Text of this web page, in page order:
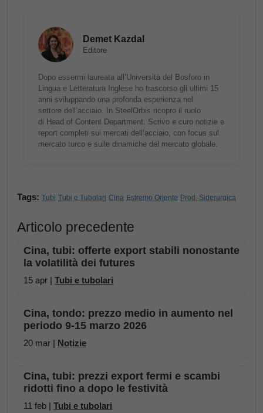
Demet Kazdal
Editore
Dopo essermi laureata all’Università del Bosforo in
Lingua e Letteratura Inglese ho trascorso gli ultimi 15
anni sviluppando una profonda esperienza nel
settore dell’acciaio. In SteelOrbis ricopro il ruolo
di Head of Content Department. Scrivo e curo notizie e
report completi sui mercati dell’acciaio, con focus sul
mercato turco e sulle dinamiche del mercato globale.
Tags: Tubi Tubi e Tubolari Cina Estremo Oriente Prod. Siderurgica
Articolo precedente
Cina, tubi: offerte export stabili nonostante
la volatilità dei futures
15 apr | Tubi e tubolari
Cina, tondo: prezzo medio in aumento nel
periodo 9-15 marzo 2026
20 mar | Notizie
Cina, tubi: prezzi export fermi e scambi
ridotti fino a dopo le festività
11 feb | Tubi e tubolari